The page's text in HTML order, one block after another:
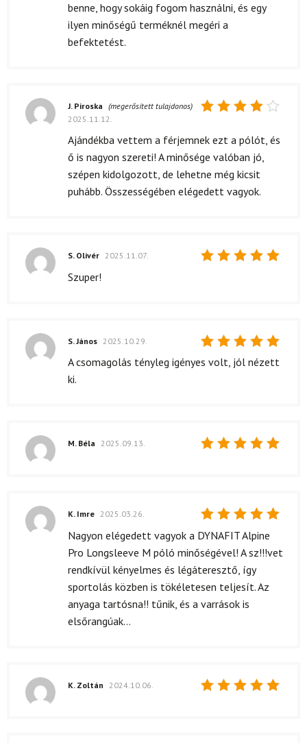
benne, hogy sokáig fogom használni, és egy
ilyen minőségű terméknél megéri a
befektetést.
4 / 5
J. Piroska (megerősített tulajdonos)
2025.11.12.
Ajándékba vettem a férjemnek ezt a pólót, és
ő is nagyon szereti! A minősége valóban jó,
szépen kidolgozott, de lehetne még kicsit
puhább. Összességében elégedett vagyok.
S. Olivér 2025.11.07.
Szuper!
Értékelés:
/ 5
S. János 2025.10.29.
A csomagolás tényleg igényes volt, jól nézett
ki.
M. Béla 2025.09.13.
Értékelés:
K. Imre 2025.03.26.
Nagyon elégedett vagyok a DYNAFIT Alpine
Pro Longsleeve M póló minőségével! A sz!!!vet
rendkívül kényelmes és légáteresztő, így
sportolás közben is tökéletesen teljesít. Az
anyaga tartósna!! tűnik, és a varrások is
elsőrangúak...
K. Zoltán 2024.10.06.